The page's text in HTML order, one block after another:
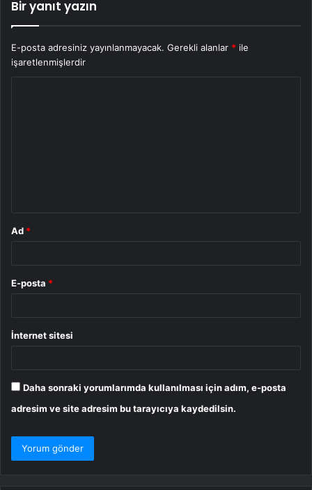
Bir yanıt yazın
E-posta adresiniz yayınlanmayacak. Gerekli alanlar * ile
işaretlenmişlerdir
Ad *
E-posta *
İnternet sitesi
Daha sonraki yorumlarımda kullanılması için adım, e-posta
adresim ve site adresim bu tarayıcıya kaydedilsin.